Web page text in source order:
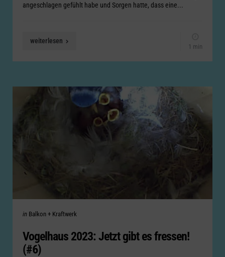
angeschlagen gefühlt habe und Sorgen hatte, dass eine...
weiterlesen
1 min
Categories
Posted
in Balkon + Kraftwerk
Vogelhaus 2023: Jetzt gibt es fressen!
(#6)